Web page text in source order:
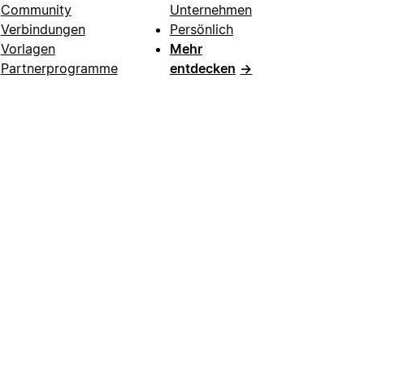
Community
Verbindungen
Vorlagen
Partnerprogramme
Unternehmen
Persönlich
Mehr
entdecken →